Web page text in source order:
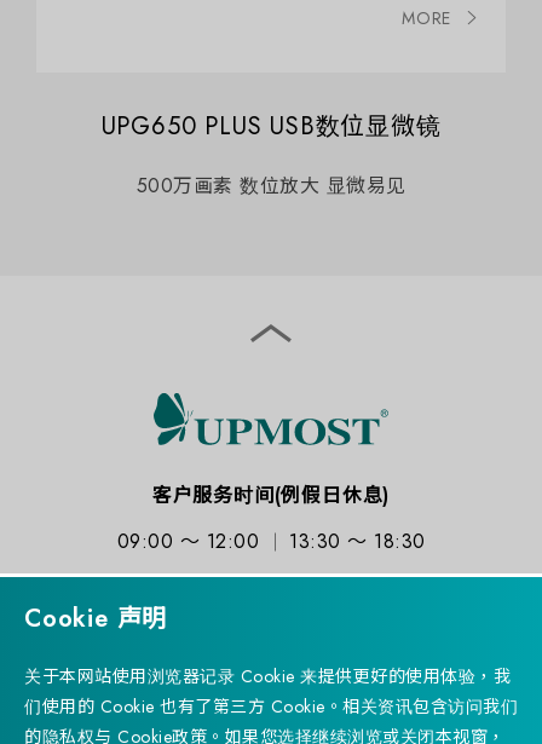
MORE
UPG650 PLUS USB数位显微镜
500万画素 数位放大 显微易见
客户服务时间(例假日休息)
09:00 ～ 12:00
13:30 ～ 18:30
订阅电子报
Cookie 声明
关于本网站使用浏览器记录 Cookie 来提供更好的使用体验，我
们使用的 Cookie 也有了第三方 Cookie。相关资讯包含访问我们
的隐私权与 Cookie政策。如果您选择继续浏览或关闭本视窗，